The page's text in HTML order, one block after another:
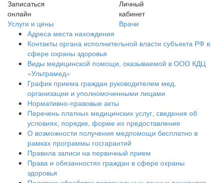
Записаться
онлайн
Личный
кабинет
Услуги и цены
Врачи
Адреса места нахождения
Контакты органа исполнительной власти субъекта РФ в
сфере охраны здоровья
Виды медицинской помощи, оказываемой в ООО КДЦ
«Ультрамед»
График приема граждан руководителем мед.
организации и уполномоченными лицами
Нормативно-правовые акты
Перечень платных медицинских услуг, сведения об
условиях, порядке, форме их предоставления
О возможности получения медпомощи бесплатно в
рамках программы госгарантий
Правила записи на первичный прием
Права и обязанностях граждан в сфере охраны
здоровья